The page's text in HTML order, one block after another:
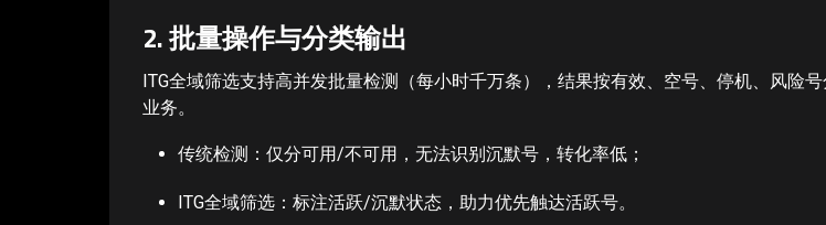
2. 批量操作与分类输出
ITG全域筛选支持高并发批量检测（每小时千万条），结果按有效、空号、停机、风险
业务。
传统检测：仅分可用/不可用，无法识别沉默号，转化率低；
ITG全域筛选：标注活跃/沉默状态，助力优先触达活跃号。